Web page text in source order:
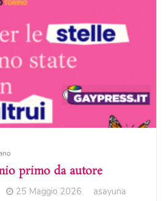
primo da autore
25 Maggio 2026
asayuna